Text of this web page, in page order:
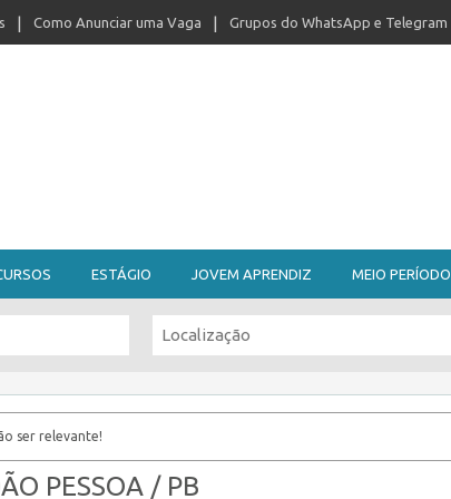
Como Anunciar uma Vaga Grupos do WhatsApp e Telegram
ESTÁGIO JOVEM APRENDIZ MEIO PERÍODO
ser relevante!
PESSOA / PB